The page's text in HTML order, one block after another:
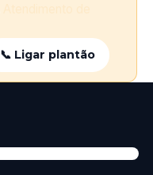
📞 Ligar plantão